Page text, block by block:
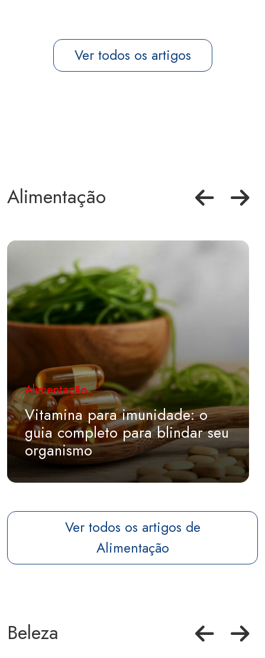
Ver todos os artigos
Alimentação
Alimentação
Vitamina para imunidade: o
guia completo para blindar seu
organismo
Ver todos os artigos de
Alimentação
Beleza